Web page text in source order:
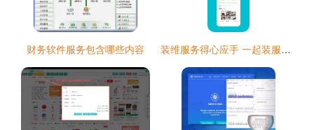
财务软件服务包含哪些内容